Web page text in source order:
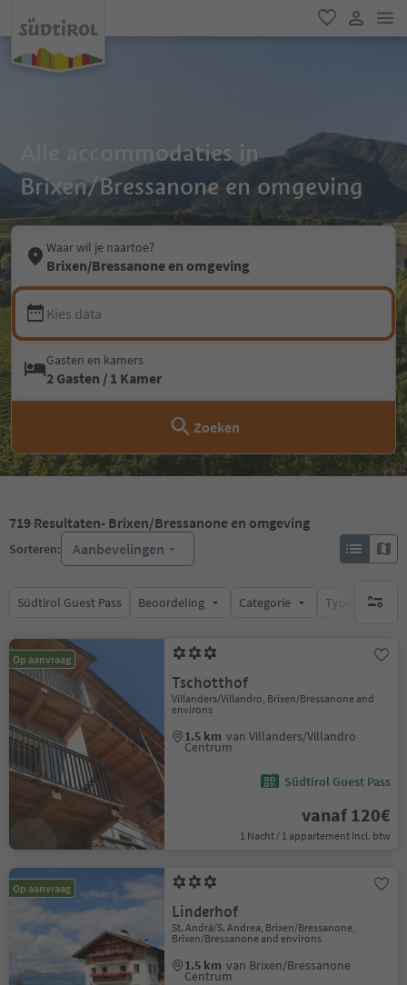
favoriet
Alle accommodaties in
Brixen/Bressanone en omgeving
Waar wil je naartoe?
Brixen/Bressanone en omgeving
Kies data
Gasten en kamers
2 Gasten / 1 Kamer
Zoeken
719 Resultaten- Brixen/Bressanone en omgeving
Sorteren: Aanbevelingen
Südtirol Guest Pass Beoordeling Categorie Type catering
geen
Op aanvraag
Tschotthof
Villanders/Villandro, Brixen/Bressanone and
environs
1.5 km van Villanders/Villandro
Centrum
Südtirol Guest Pass
vanaf 120€
1 Nacht / 1 appartement Incl. btw
Op aanvraag
Linderhof
St. Andrä/S. Andrea, Brixen/Bressanone,
Brixen/Bressanone and environs
1.5 km van Brixen/Bressanone
Centrum